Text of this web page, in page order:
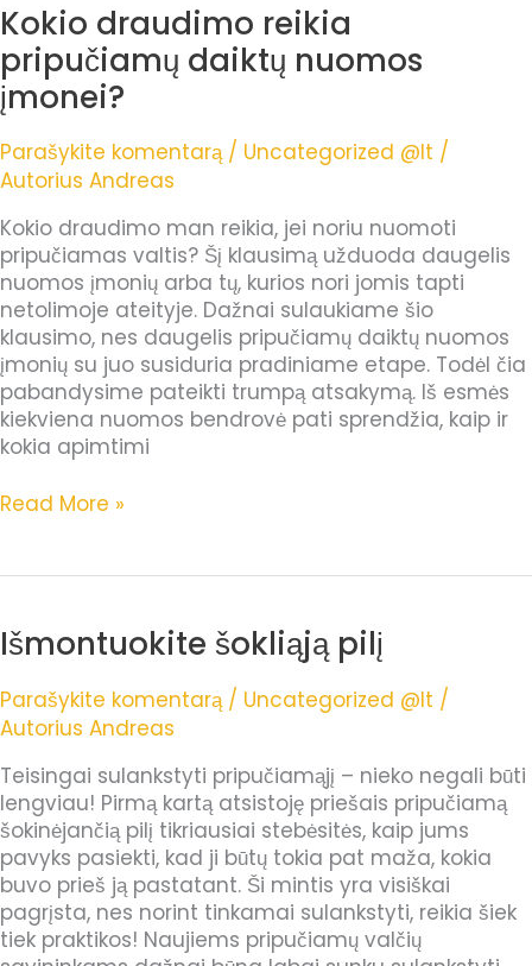
Kokio draudimo reikia
pripučiamų daiktų nuomos
įmonei?
Parašykite komentarą / Uncategorized @lt /
Autorius Andreas
Kokio draudimo man reikia, jei noriu nuomoti
pripučiamas valtis? Šį klausimą užduoda daugelis
nuomos įmonių arba tų, kurios nori jomis tapti
netolimoje ateityje. Dažnai sulaukiame šio
klausimo, nes daugelis pripučiamų daiktų nuomos
įmonių su juo susiduria pradiniame etape. Todėl čia
pabandysime pateikti trumpą atsakymą. Iš esmės
kiekviena nuomos bendrovė pati sprendžia, kaip ir
kokia apimtimi
Kokio
draudimo
reikia
pripučiamų
nuomos
įmonei?
Read More »
Išmontuokite šokliąją pilį
Parašykite komentarą / Uncategorized @lt /
Autorius Andreas
Teisingai sulankstyti pripučiamąjį – nieko negali būti
lengviau! Pirmą kartą atsistoję priešais pripučiamą
šokinėjančią pilį tikriausiai stebėsitės, kaip jums
pavyks pasiekti, kad ji būtų tokia pat maža, kokia
buvo prieš ją pastatant. Ši mintis yra visiškai
pagrįsta, nes norint tinkamai sulankstyti, reikia šiek
tiek praktikos! Naujiems pripučiamų valčių
Išmontuokite
pilį